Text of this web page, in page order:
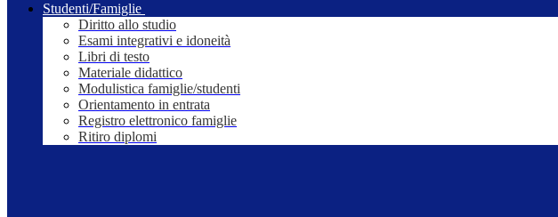
Studenti/Famiglie
Diritto allo studio
Esami integrativi e idoneità
Libri di testo
Materiale didattico
Modulistica famiglie/studenti
Orientamento in entrata
Registro elettronico famiglie
Ritiro diplomi